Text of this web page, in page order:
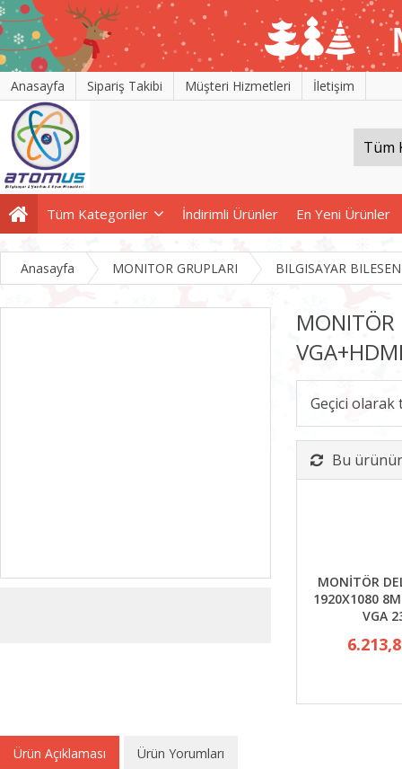
Anasayfa Sipariş Takibi Müşteri Hizmetleri İletişim
Tüm Kategoriler İndirimli Ürünler En Yeni Ürünler
Anasayfa MONITOR GRUPLARI BILGISAYAR
Geçici
Bu
MONİTÖR
1920X1080
VGA
Ürün Açıklaması Ürün Yorumları